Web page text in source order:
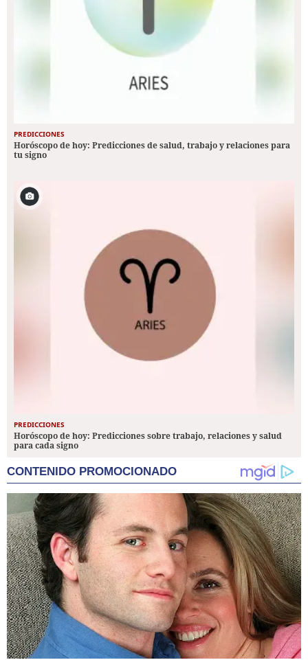
PREDICCIONES
Horóscopo de hoy: Predicciones de salud, trabajo y relaciones para
tu signo
PREDICCIONES
Horóscopo de hoy: Predicciones sobre trabajo, relaciones y salud
para cada signo
CONTENIDO PROMOCIONADO